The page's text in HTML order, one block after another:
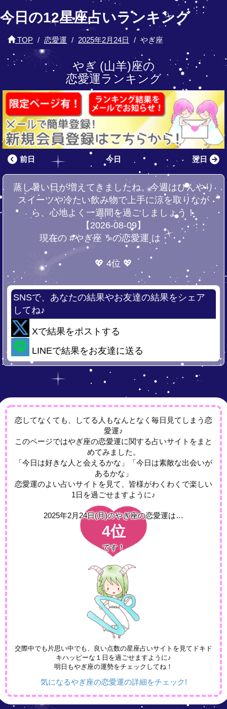
今日の12星座占いランキング
TOP 恋愛運 2025年2月24日 やぎ座
やぎ (山羊)座の
恋愛運ランキング
前日 今日 翌日
蒸し暑い日が増えてきましたね。今週はひんやり
スイーツや冷たい飲み物で上手に涼を取りなが
ら、心地よく一週間を過ごしましょう！
【2026-08-09】
現在の #やぎ座 ♑の恋愛運 は・・・
💖 4位 💖
SNSで、あなたの結果やお友達の結果をシェア
してね♪
Xで結果をポストする
LINEで結果をお友達に送る
恋してなくても、してる人もなんとなく毎日見てしまう恋
愛運♪
このページではやぎ座の恋愛運に関する占いサイトをまと
めてみました。
「今日は好きな人と会えるかな」「今日は素敵な出会いが
あるかな」
恋愛運のよい占いサイトを見て、皆様がわくわくで楽しい
1日を過ごせますように♪
2025年2月24日(月)のやぎ座の恋愛運は…
4位
です！
交際中でも片思い中でも、良い点数の星座占いサイトを見てドキド
キハッピーな１日を過ごせますように♪
明日もやぎ座の運勢をチェックしてね！
気になるやぎ座の恋愛運の詳細をチェック!